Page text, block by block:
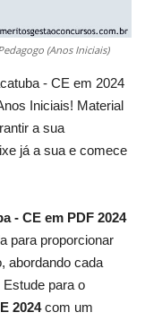
(Anos Iniciais)
- CE em 2024
Iniciais! Material
a sua
já a sua e comece
- CE em PDF 2024
para proporcionar
abordando cada
para o
2024com um